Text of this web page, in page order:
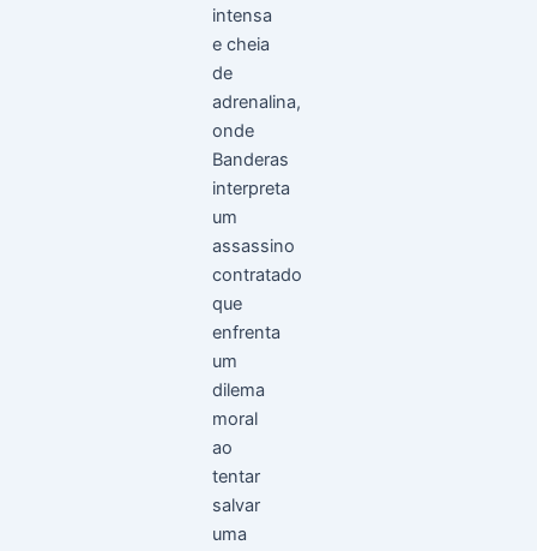
intensa
e cheia
de
adrenalina,
onde
Banderas
interpreta
um
assassino
contratado
que
enfrenta
um
dilema
moral
ao
tentar
salvar
uma